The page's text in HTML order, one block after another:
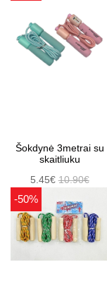
Šokdynė 3metrai su
skaitliuku
5.45€10.90€
-50%